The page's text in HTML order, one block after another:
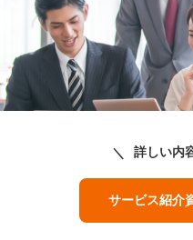
詳しい内
サービス紹介